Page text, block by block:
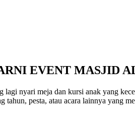
EVENT MASJID
nyari meja dan kursi anak yang
pesta, atau acara lainnya yang